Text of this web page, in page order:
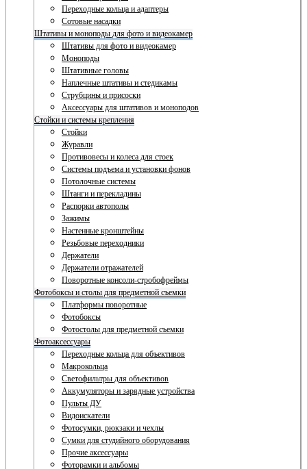
Переходные кольца и адаптеры
Сотовые насадки
Штативы и моноподы для фото и видеокамер
Штативы для фото и видеокамер
Моноподы
Штативные головы
Наплечные штативы и стедикамы
Струбцины и присоски
Аксессуары для штативов и моноподов
Стойки и системы крепления
Стойки
Журавли
Противовесы и колеса для стоек
Системы подъема и установки фонов
Потолочные системы
Штанги и перекладины
Распорки автополы
Зажимы
Настенные кронштейны
Резьбовые переходники
Держатели
Держатели отражателей
Поворотные консоли-стробофреймы
Фотобоксы и столы для предметной съемки
Платформы поворотные
Фотобоксы
Фотостолы для предметной съемки
Фотоаксессуары
Переходные кольца для объективов
Макрокольца
Светофильтры для объективов
Аккумуляторы и зарядные устройства
Пульты ДУ
Видоискатели
Фотосумки, рюкзаки и чехлы
Сумки для студийного оборудования
Прочие аксессуары
Фоторамки и альбомы